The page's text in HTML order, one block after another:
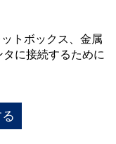
トボックス、金属
に接続するために